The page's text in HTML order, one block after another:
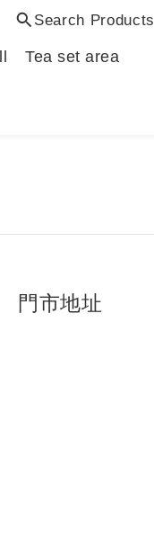
Search Products
Tea set area
門市地址